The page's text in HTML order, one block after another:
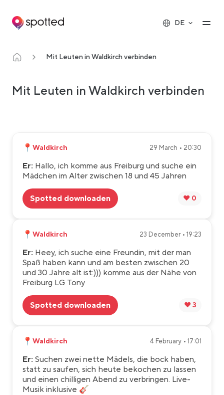
Main navigation
DE
Mit Leuten in Waldkirch verbinden
Mit Leuten in Waldkirch verbinden
📍 Waldkirch 29 March • 20:30
Er: Hallo, ich komme aus Freiburg und suche ein
Mädchen im Alter zwischen 18 und 45 Jahren
Spotted downloaden ❤️ 0
📍 Waldkirch 23 December • 19:23
Er: Heey, ich suche eine Freundin, mit der man
Spaß haben kann und am besten zwischen 20
und 30 Jahre alt ist:))) komme aus der Nähe von
Freiburg LG Tony
Spotted downloaden ❤️ 3
📍 Waldkirch 4 February • 17:01
Er: Suchen zwei nette Mädels, die bock haben,
statt zu saufen, sich heute bekochen zu lassen
und einen chilligen Abend zu verbringen. Live-
Musik inklusive 🎸